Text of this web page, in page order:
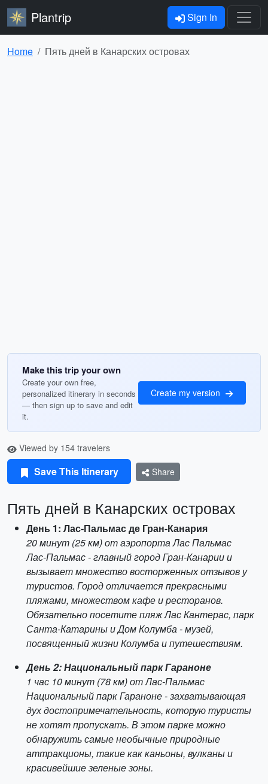
Plantrip Sign In
Home Пять дней в Канарских островах
Make this trip your own
Create your own free,
personalized itinerary in seconds
— then sign up to save and edit
it.
Create my version
Viewed by 154 travelers
Save This Itinerary Share
Пять дней в Канарских островах
День 1: Лас-Пальмас де Гран-Канария
20 минут (25 км) от аэропорта Лас Пальмас
Лас-Пальмас - главный город Гран-Канарии и
вызывает множество восторженных отзывов у
туристов. Город отличается прекрасными
пляжами, множеством кафе и ресторанов.
Обязательно посетите пляж Лас Кантерас, парк
Санта-Катарины и Дом Колумба - музей,
посвященный жизни Колумба и путешествиям.
День 2: Национальный парк Гараноне
1 час 10 минут (78 км) от Лас-Пальмас
Национальный парк Гараноне - захватывающая
дух достопримечательность, которую туристы
не хотят пропускать. В этом парке можно
обнаружить самые необычные природные
аттракционы, такие как каньоны, вулканы и
красивейшие зеленые зоны.